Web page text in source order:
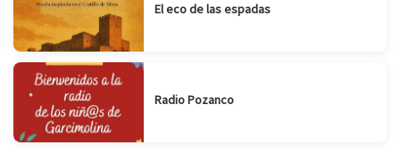
El eco de las espadas
Radio Pozanco